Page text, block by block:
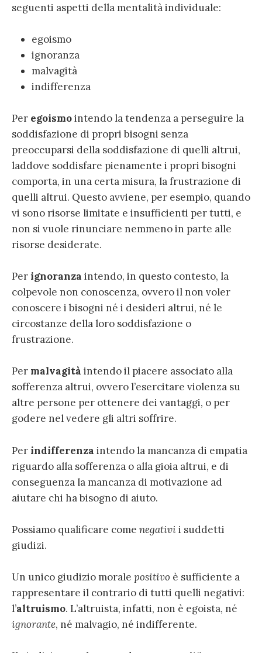
seguenti aspetti della mentalità individuale:
egoismo
ignoranza
malvagità
indifferenza
Per egoismointendo la tendenza a perseguire la
soddisfazione di propri bisogni senza
preoccuparsi della soddisfazione di quelli altrui,
laddove soddisfare pienamente i propri bisogni
comporta, in una certa misura, la frustrazione di
quelli altrui. Questo avviene, per esempio, quando
vi sono risorse limitate e insufficienti per tutti, e
non si vuole rinunciare nemmeno in parte alle
risorse desiderate.
Perignoranza intendo, in questo contesto, la
colpevole non conoscenza, ovvero il non voler
conoscere i bisogni né i desideri altrui, né le
circostanze della loro soddisfazione o
frustrazione.
Per malvagità intendo il piacere associato alla
sofferenza altrui, ovvero l’esercitare violenza su
altre persone per ottenere dei vantaggi, o per
godere nel vedere gli altri soffrire.
Perindifferenza intendo la mancanza di empatia
riguardo alla sofferenza o alla gioia altrui, e di
conseguenza la mancanza di motivazione ad
aiutare chi ha bisogno di aiuto.
Possiamo qualificare come negativi i suddetti
giudizi.
Un unico giudizio morale positivo è sufficiente a
rappresentare il contrario di tutti quelli negativi:
l’altruismo. L’altruista, infatti, non è egoista, né
ignorante, né malvagio, né indifferente.